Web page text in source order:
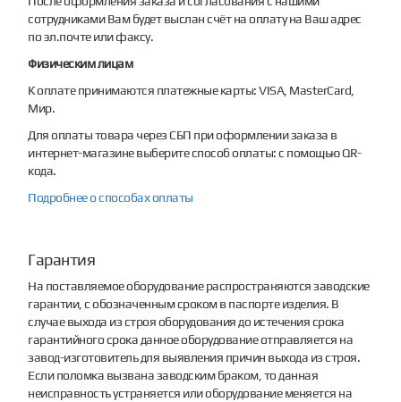
сотрудниками Вам будет выслан счёт на оплату на Ваш адрес
по эл.почте или факсу.
Физическим лицам
К оплате принимаются платежные карты: VISA, MasterCard,
Мир.
Для оплаты товара через СБП при оформлении заказа в
интернет-магазине выберите способ оплаты: с помощью QR-
кода.
Подробнее о способах оплаты
Гарантия
На поставляемое оборудование распространяются заводские
гарантии, с обозначенным сроком в паспорте изделия. В
случае выхода из строя оборудования до истечения срока
гарантийного срока данное оборудование отправляется на
завод-изготовитель для выявления причин выхода из строя.
Если поломка вызвана заводским браком, то данная
неисправность устраняется или оборудование меняется на